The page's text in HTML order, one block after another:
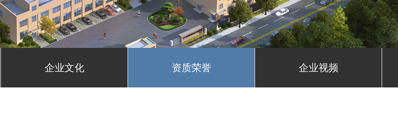
企业文化 资质荣誉 企业视频